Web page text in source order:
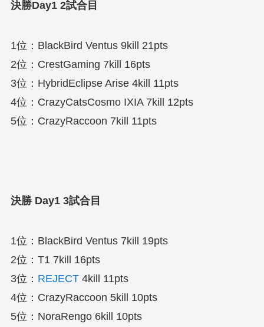
決勝Day1 2試合目
1位：BlackBird Ventus 9kill 21pts
2位：CrestGaming 7kill 16pts
3位：HybridEclipse Arise 4kill 11pts
4位：CrazyCatsCosmo IXIA 7kill 12pts
5位：CrazyRaccoon 7kill 11pts
決勝 Day1 3試合目
1位：BlackBird Ventus 7kill 19pts
2位：T1 7kill 16pts
3位： REJECT4kill 11pts
4位：CrazyRaccoon 5kill 10pts
5位：NoraRengo 6kill 10pts